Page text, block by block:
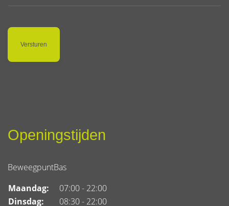
Openingstijden
BeweegpuntBas
Maandag:
07:00 - 22:00
Dinsdag:
08:30 - 22:00